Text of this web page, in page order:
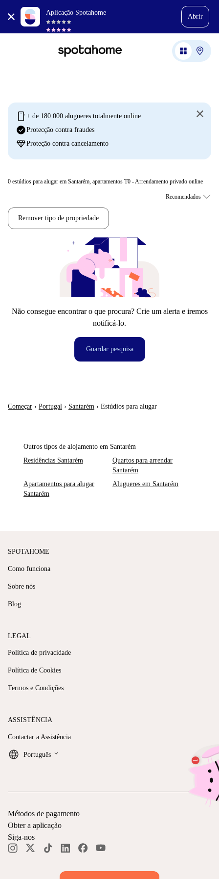
Aplicação Spotahome
Abrir
mobile + de 180 000 alugueres totalmente online
check_circleProtecção contra fraudes
diamondProteção contra cancelamento
0 estúdios para alugar em Santarém, apartamentos T0 - Arrendamento privado online
Remover tipo de propriedade
Não consegue encontrar o que procura? Crie um alerta e iremos
notificá-lo.
Guardar pesquisa
Começar › Portugal › Santarém › Estúdios para alugar
Outros tipos de alojamento em Santarém
Residências Santarém
Quartos para arrendar
Santarém
Apartamentos para alugar
Santarém
Alugueres em Santarém
SPOTAHOME
Como funciona
Sobre nós
Blog
LEGAL
Política de privacidade
Política de Cookies
Termos e Condições
ASSISTÊNCIA
Contactar a Assistência
Português keyboard_arrow_down
Métodos de pagamento
Obter a aplicação
Siga-nos